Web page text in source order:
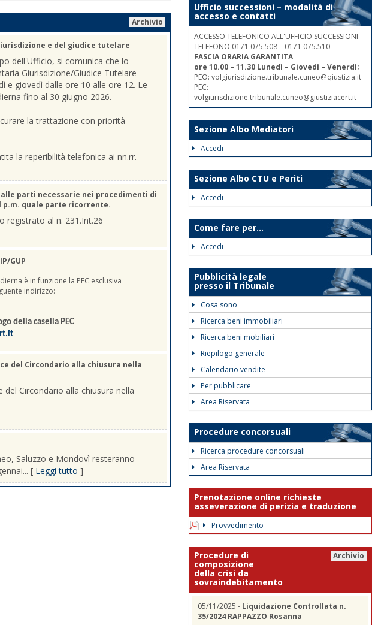
Archivio
e del giudice tutelare
dell'Ufficio, si comunica che lo
Giurisdizione/Giudice Tutelare
e giovedì dalle ore 10 alle ore 12. Le
fino al 30 giugno 2026.
la trattazione con priorità
la reperibilità telefonica ai nn.rr.
alle parti necessarie nei procedimenti di
quale parte ricorrente.
registrato al n. 231.Int.26
GUP
è in funzione la PEC esclusiva
indirizzo:
della casella PEC
del Circondario alla chiusura nella
del Circondario alla chiusura nella
Saluzzo e Mondovì resteranno
[ Leggi tutto ]
Ufficio successioni – modalità di
accesso e contatti
ACCESSO TELEFONICO ALL'UFFICIO SUCCESSIONI
TELEFONO 0171 075.508 – 0171 075.510
FASCIA ORARIA GARANTITA
ore 10.00 – 11.30 Lunedì – Giovedì – Venerdì;
PEO: volgiurisdizione.tribunale.cuneo@qiustizia.it
PEC:
volgiurisdizione.tribunale.cuneo@giustiziacert.it
Sezione Albo Mediatori
Accedi
Sezione Albo CTU e Periti
Accedi
Come fare per...
Accedi
Pubblicità legale
presso il Tribunale
Cosa sono
Ricerca beni immobiliari
Ricerca beni mobiliari
Riepilogo generale
Calendario vendite
Per pubblicare
Area Riservata
Procedure concorsuali
Ricerca procedure concorsuali
Area Riservata
Prenotazione online richieste
asseverazione di perizia e traduzione
Provvedimento
Procedure di
composizione
della crisi da
sovraindebitamento
Archivio
05/11/2025 - Liquidazione Controllata n.
35/2024 RAPPAZZO Rosanna